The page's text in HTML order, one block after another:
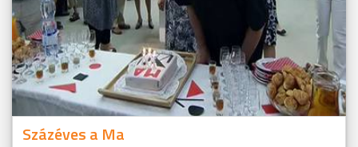
Százéves a Ma